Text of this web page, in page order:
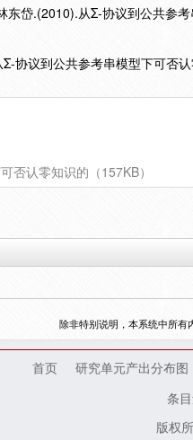
东岱.(2010).从Σ-协议到公共参
协议到公共参考串模型下可否
否认零知识的（157KB）
除非特别说明，本系统中所有
首页 研究单元产出分布图
条
版权